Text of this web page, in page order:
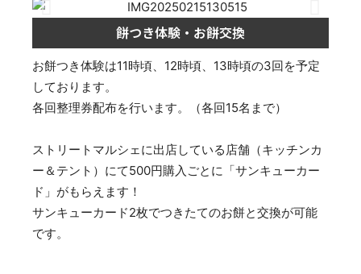
餅つき体験・お餅交換
お餅つき体験は11時頃、12時頃、13時頃の3回を予定
しております。
各回整理券配布を行います。（各回15名まで）
ストリートマルシェに出店している店舗（キッチンカ
ー＆テント）にて500円購入ごとに「サンキューカー
ド」がもらえます！
サンキューカード2枚でつきたてのお餅と交換が可能
です。